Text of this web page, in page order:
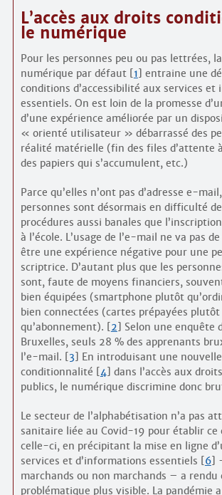
L’accès aux droits
le numérique
Pour les personnes peu ou pas lettrées,
numérique par défaut[1] entraine une
conditions d’accessibilité aux services et
essentiels. On est loin de la promesse
d’une expérience améliorée par un
« orienté utilisateur » débarrassé des
réalité matérielle (fin des files d’attente
des papiers qui s’accumulent, etc.)
Parce qu’elles n’ont pas d’adresse e-
personnes sont désormais en difficulté
procédures aussi banales que
à l’école. L’usage de l’e-mail ne va pas
être une expérience négative pour une
scriptrice. D’autant plus que les
sont, faute de moyens financiers,
bien équipées (smartphone plutôt
bien connectées (cartes prépayées plutôt
qu’abonnement). [2] Selon une enquête
Bruxelles, seuls 28 % des apprenants
l’e-mail. [3] En introduisant une
conditionnalité [4] dans l’accès aux
publics, le numérique discrimine donc
Le secteur de l’alphabétisation n’a pas
sanitaire liée au Covid-19 pour établir ce
celle-ci, en précipitant la mise en ligne
services et d’informations essentiels [6]
marchands ou non marchands – a rendu
problématique plus visible. La pandémie